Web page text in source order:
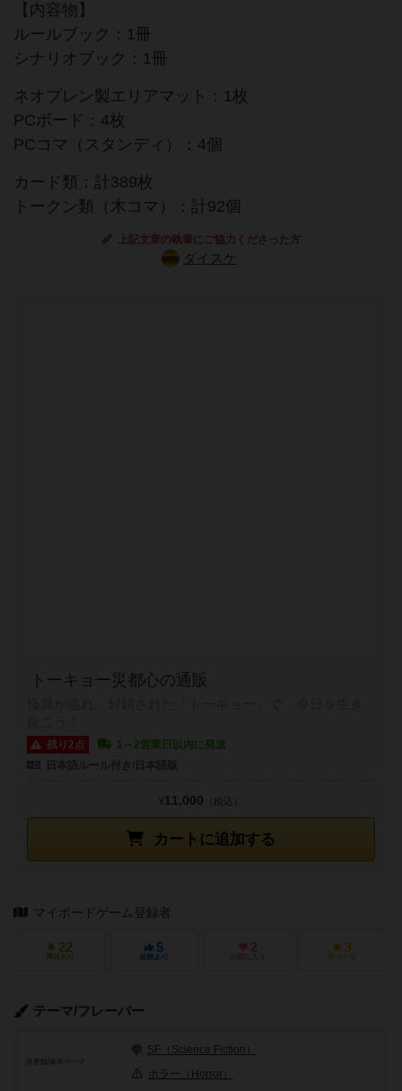
【内容物】
ルールブック：1冊
シナリオブック：1冊
ネオプレン製エリアマット：1枚
PCボード：4枚
PCコマ（スタンディ）：4個
カード類：計389枚
トークン類（木コマ）：計92個
上記文章の執筆にご協力くださった方
ダイスケ
トーキョー災都心の通販
残り2点
1～2営業日以内に発送
カートに追加する
¥11,000 （税込）
マイボードゲーム登録者
22
興味あり
5
経験あり
2
お気に入り
3
持ってる
テーマ/フレーバー
世界観/基本テーマ
SF（Science Fiction）
ホラー（Horror）